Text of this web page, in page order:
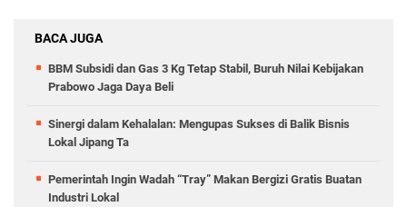
BACA JUGA
BBM Subsidi dan Gas 3 Kg Tetap Stabil, Buruh Nilai Kebijakan
Prabowo Jaga Daya Beli
Sinergi dalam Kehalalan: Mengupas Sukses di Balik Bisnis
Lokal Jipang Ta
Pemerintah Ingin Wadah “Tray” Makan Bergizi Gratis Buatan
Industri Lokal